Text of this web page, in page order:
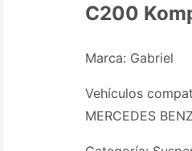
C200
Marca: Gabriel
Vehículos
MERCEDES